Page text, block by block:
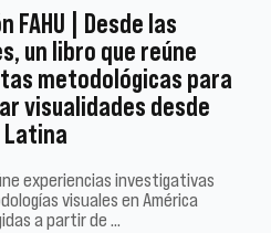
FAHU | Desde las
un libro que reúne
metodológicas para
visualidades desde
Latina
experiencias investigativas
visuales en América
a partir de …